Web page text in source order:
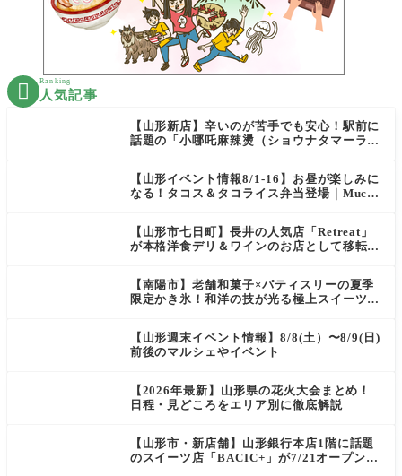
 Ranking
人気記事
【山形新店】辛いのが苦手でも安心！駅前に
話題の「小哪吒麻辣燙（ショウナタマーラー
【山形イベント情報8/1-16】お昼が楽しみに
なる！タコス＆タコライス弁当登場｜Mucha
【山形市七日町】長井の人気店「Retreat」
が本格洋食デリ＆ワインのお店として移転オ
【南陽市】老舗和菓子×パティスリーの夏季
限定かき氷！和洋の技が光る極上スイーツ｜
【山形週末イベント情報】8/8(土）〜8/9(日)
前後のマルシェやイベント
【2026年最新】山形県の花火大会まとめ！
日程・見どころをエリア別に徹底解説
【山形市・新店舗】山形銀行本店1階に話題
のスイーツ店「BACIC+」が7/21オープン！